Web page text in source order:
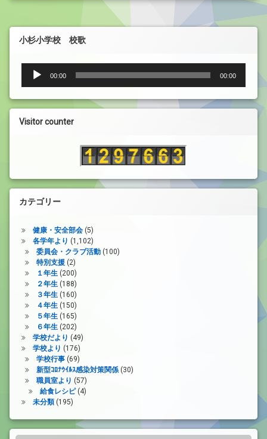
小杉小学校 校歌
プ
レ
ー
ヤ
00:00 00:00
Visitor counter
カテゴリー
健康・安全部会(5)
各学年より (1,102)
委員会・クラブ活動(100)
特別支援(2)
１年生(200)
２年生(188)
３年生(160)
４年生(150)
５年生(165)
６年生(202)
学校だより (49)
学校より (176)
学校行事(69)
新型ｺﾛﾅｳｲﾙｽ感染対策関係(30)
職員室より (57)
給食レシピ(4)
未分類(195)